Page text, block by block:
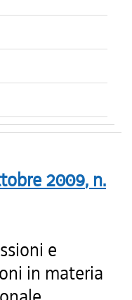
2009, n.
e
in materia